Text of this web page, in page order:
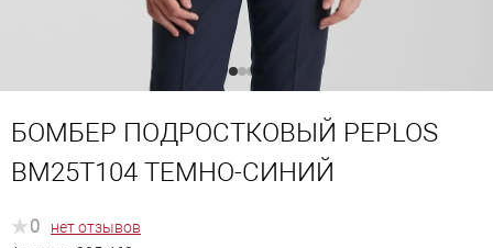
БОМБЕР ПОДРОСТКОВЫЙ PEPLOS
BM25T104 ТЕМНО-СИНИЙ
0
нет отзывов